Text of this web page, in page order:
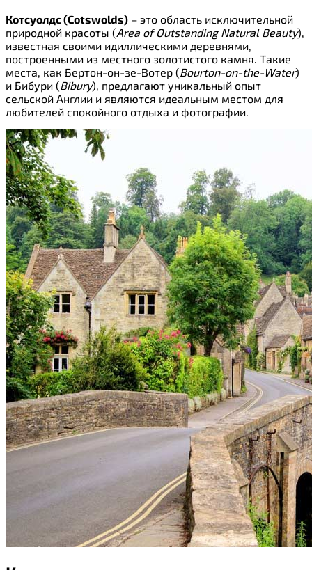
Котсуолдс (Cotswolds) – это область исключительной
природной красоты (Area of Outstanding Natural Beauty),
известная своими идиллическими деревнями,
построенными из местного золотистого камня. Такие
места, как Бертон-он-зе-Вотер (Bourton-on-the-Water)
и Бибури (Bibury), предлагают уникальный опыт
сельской Англии и являются идеальным местом для
любителей спокойного отдыха и фотографии.